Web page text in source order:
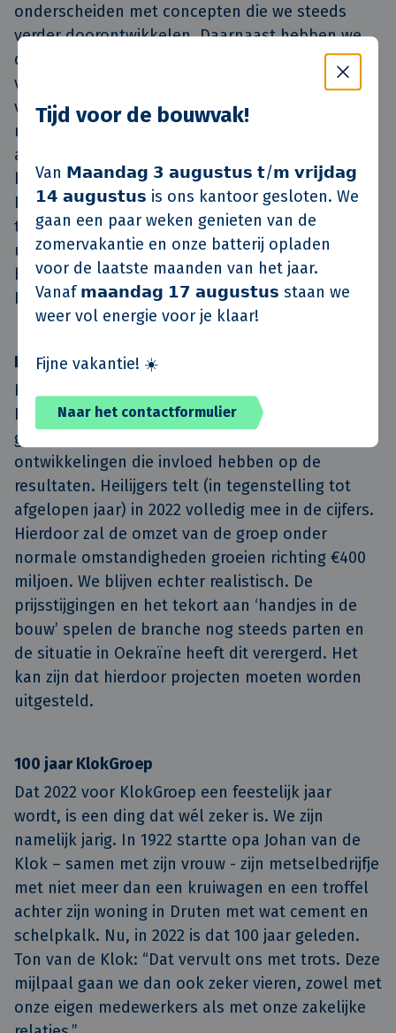
Tijd voor de bouwvak!
Van 𝗠𝗮𝗮𝗻𝗱𝗮𝗴 𝟯 𝗮𝘂𝗴𝘂𝘀𝘁𝘂𝘀 𝘁/𝗺 𝘃𝗿𝗶𝗷𝗱𝗮𝗴
𝟭𝟰 𝗮𝘂𝗴𝘂𝘀𝘁𝘂𝘀 is ons kantoor gesloten. We
gaan een paar weken genieten van de
zomervakantie en onze batterij opladen
voor de laatste maanden van het jaar.
Vanaf 𝗺𝗮𝗮𝗻𝗱𝗮𝗴 𝟭𝟳 𝗮𝘂𝗴𝘂𝘀𝘁𝘂𝘀 staan we
weer vol energie voor je klaar!
Fijne vakantie! ☀️
Naar het contactformulier
onderscheiden met concepten die we steeds
verder doorontwikkelen. Daarnaast hebben we
de laatste jaren veel geïnvesteerd in het
verwerven van grondposities in Nederland: de
voorraad is goed voor de ontwikkeling en
realisatie van ongeveer 20.000 woningen en
appartementen in de komende 10 jaar. Ook de
buitenlandse vestigingen van Novaform, in
Duitsland en Polen, timmeren aan de weg. De
teams in beide landen zijn afgelopen jaar
uitgegroeid tot een wezenlijk onderdeel van de
bedrijfsvoering van Novaform, en daarmee van
KlokGroep.
Realistische verwachtingen
Hoewel de opdrachtenportefeuilles van Van de
Klok, Novaform en Heilijgers voor 2022 goed
gevuld zijn, houden we rekening met externe
ontwikkelingen die invloed hebben op de
resultaten. Heilijgers telt (in tegenstelling tot
afgelopen jaar) in 2022 volledig mee in de cijfers.
Hierdoor zal de omzet van de groep onder
normale omstandigheden groeien richting €400
miljoen. We blijven echter realistisch. De
prijsstijgingen en het tekort aan ‘handjes in de
bouw’ spelen de branche nog steeds parten en
de situatie in Oekraïne heeft dit verergerd. Het
kan zijn dat hierdoor projecten moeten worden
uitgesteld.
100 jaar KlokGroep
Dat 2022 voor KlokGroep een feestelijk jaar
wordt, is een ding dat wél zeker is. We zijn
namelijk jarig. In 1922 startte opa Johan van de
Klok – samen met zijn vrouw - zijn metselbedrijfje
met niet meer dan een kruiwagen en een troffel
achter zijn woning in Druten met wat cement en
schelpkalk. Nu, in 2022 is dat 100 jaar geleden.
Ton van de Klok: “Dat vervult ons met trots. Deze
mijlpaal gaan we dan ook zeker vieren, zowel met
onze eigen medewerkers als met onze zakelijke